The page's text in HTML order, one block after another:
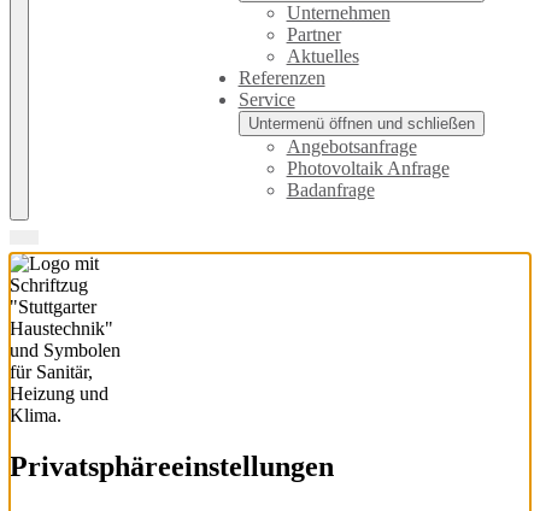
Unternehmen
Partner
Aktuelles
Referenzen
Service
Untermenü öffnen und schließen
Angebotsanfrage
Photovoltaik Anfrage
Badanfrage
Privatsphäre­einstellungen